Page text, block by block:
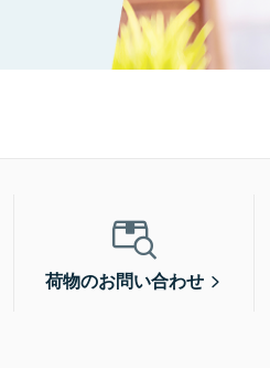
荷物のお問い合わせ